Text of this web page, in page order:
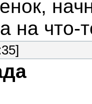
на что-